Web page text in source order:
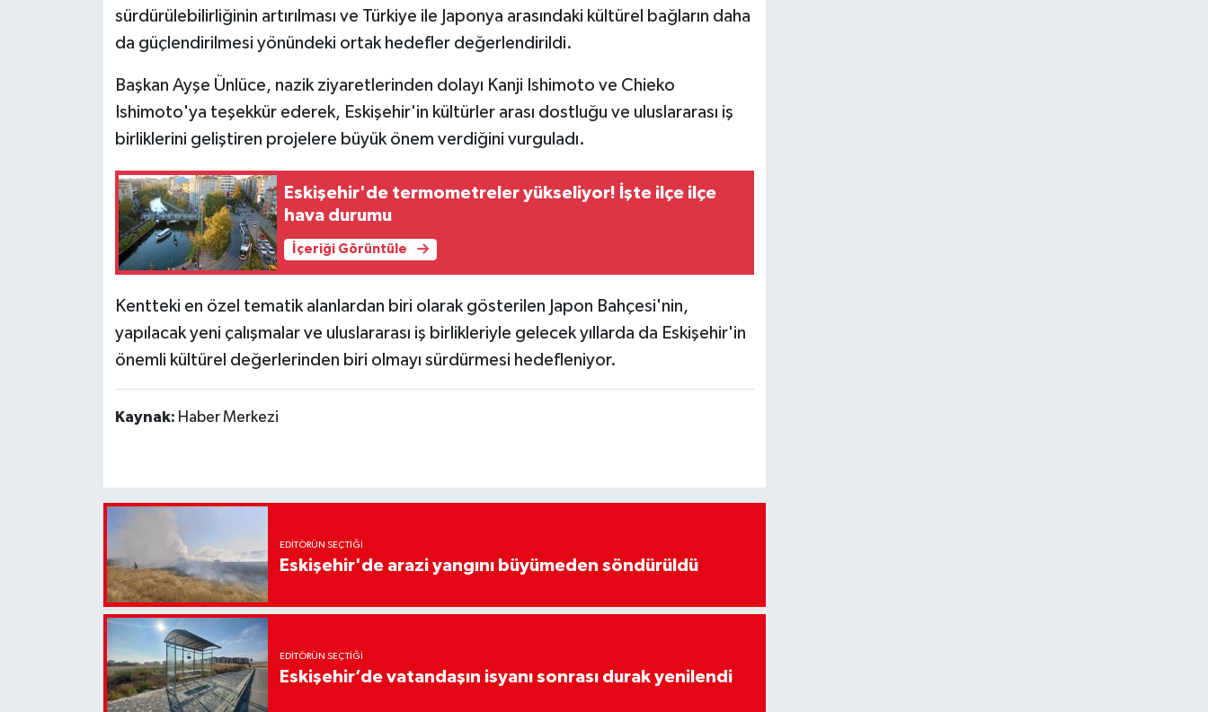
sürdürülebilirliğinin artırılması ve Türkiye ile Japonya arasındaki kültürel bağların daha
da güçlendirilmesi yönündeki ortak hedefler değerlendirildi.
Başkan Ayşe Ünlüce, nazik ziyaretlerinden dolayı Kanji Ishimoto ve Chieko
Ishimoto'ya teşekkür ederek, Eskişehir'in kültürler arası dostluğu ve uluslararası iş
birliklerini geliştiren projelere büyük önem verdiğini vurguladı.
Eskişehir'de termometreler yükseliyor! İşte ilçe ilçe
hava durumu
İçeriği Görüntüle
Kentteki en özel tematik alanlardan biri olarak gösterilen Japon Bahçesi'nin,
yapılacak yeni çalışmalar ve uluslararası iş birlikleriyle gelecek yıllarda da Eskişehir'in
önemli kültürel değerlerinden biri olmayı sürdürmesi hedefleniyor.
Kaynak: Haber Merkezi
EDITÖRÜN SEÇTIĞI
Eskişehir'de arazi yangını büyümeden söndürüldü
EDITÖRÜN SEÇTIĞI
Eskişehir’de vatandaşın isyanı sonrası durak yenilendi